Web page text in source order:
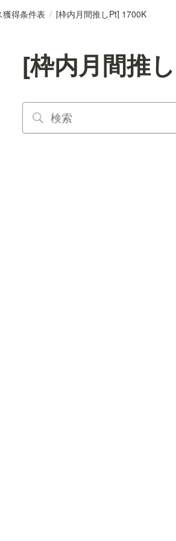
獲得条件表 / [枠内月間推しPt] 1700K
[枠内月間推